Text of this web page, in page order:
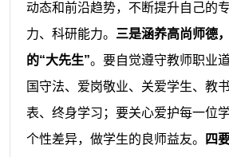
动态和前沿趋势，不断提升自己的
力、科研能力。 三是涵养高尚师德
的“大先生”。要自觉遵守教师职业
国守法、爱岗敬业、关爱学生、教
表、终身学习；要关心爱护每一位
个性差异，做学生的良师益友。
四